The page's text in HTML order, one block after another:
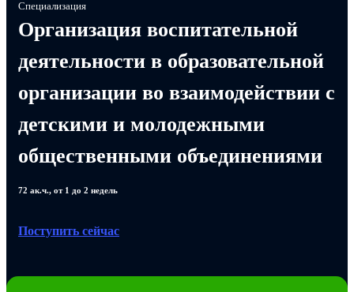
Специализация
Организация воспитательной
деятельности в образовательной
организации во взаимодействии с
детскими и молодежными
общественными объединениями
72 ак.ч., от 1 до 2 недель
Поступить сейчас